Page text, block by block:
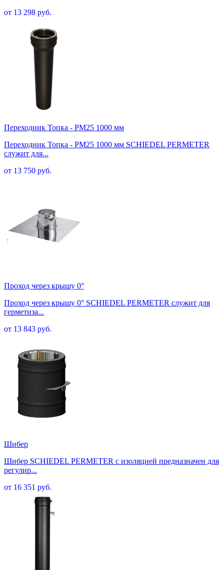
от 13 298 руб.
Переходник Топка - PM25 1000 мм
Переходник Топка - PM25 1000 мм SCHIEDEL PERMETER
служит для...
от 13 750 руб.
Проход через крышу 0°
Проход через крышу 0° SCHIEDEL PERMETER служит для
герметиза...
от 13 843 руб.
Шибер
Шибер SCHIEDEL PERMETER с изоляцией предназначен для
регулир...
от 16 351 руб.